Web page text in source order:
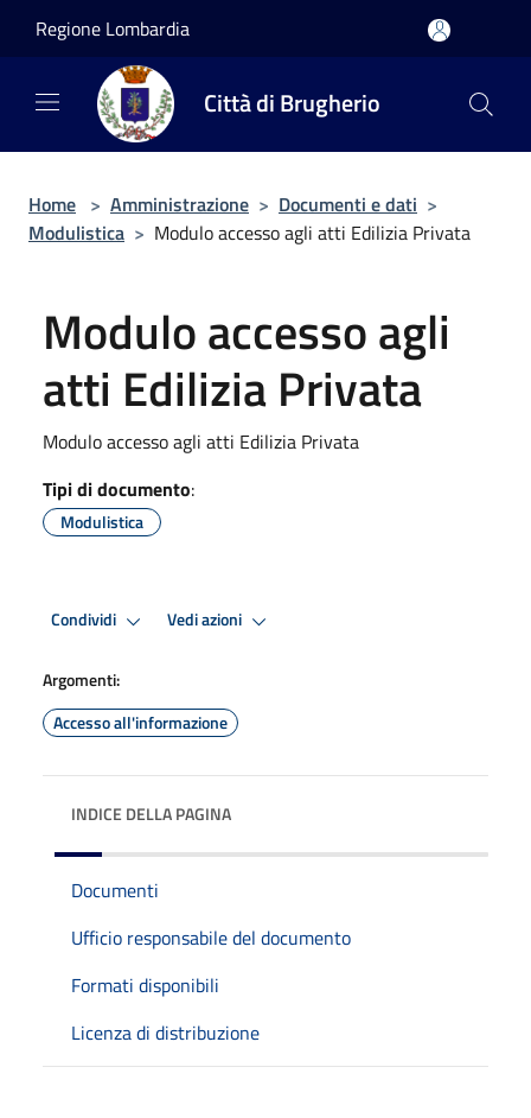
Regione Lombardia
Città di Brugherio
Home > Amministrazione > Documenti e dati >
Modulistica > Modulo accesso agli atti Edilizia Privata
Modulo accesso agli
atti Edilizia Privata
Modulo accesso agli atti Edilizia Privata
Tipi di documento:
Modulistica
Condividi Vedi azioni
Argomenti:
Accesso all'informazione
INDICE DELLA PAGINA
Documenti
Ufficio responsabile del documento
Formati disponibili
Licenza di distribuzione